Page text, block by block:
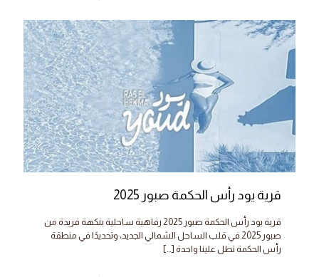
قرية يود رأس الحكمة صبور 2025
قرية يود رأس الحكمة صبور 2025 رفاهية ساحلية بنكهة فريدة من
صبور 2025 في قلب الساحل الشمالي الجديد، وتحديدًا في منطقة
رأس الحكمة تطل علينا واحدة […]